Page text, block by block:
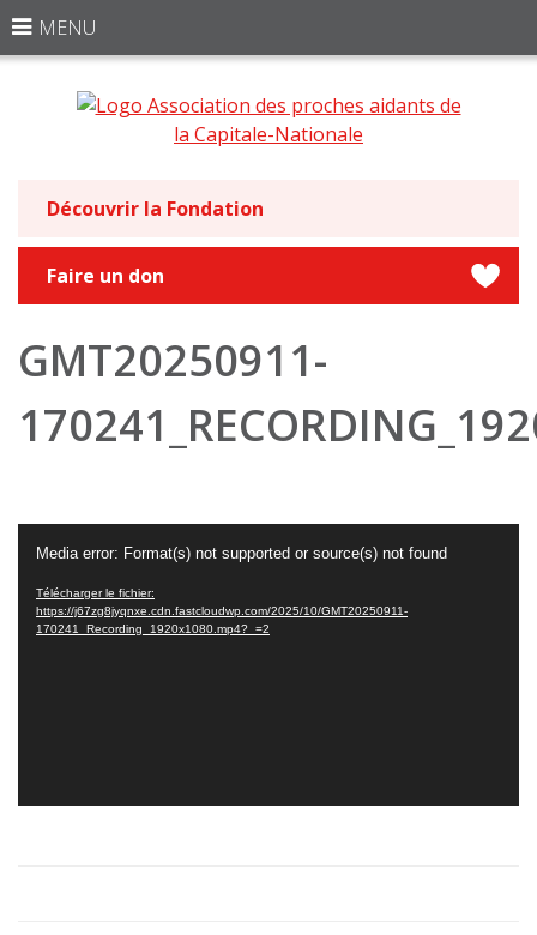
MENU
Découvrir la Fondation
Faire un don
GMT20250911-
Lecteur
vidéo
Media error: Format(s) not supported or source(s) not found
Télécharger le fichier:
https://j67zg8jyqnxe.cdn.fastcloudwp.com/2025/10/GMT20250911-
170241_Recording_1920x1080.mp4?_=2